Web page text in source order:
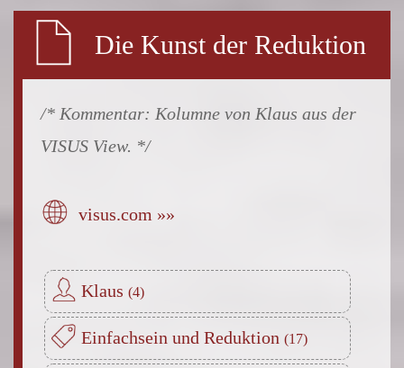
Die Kunst der Reduktion
Kolumne von Klaus aus der
VISUS View.
visus.com »»
Klaus
Einfachsein und Reduktion